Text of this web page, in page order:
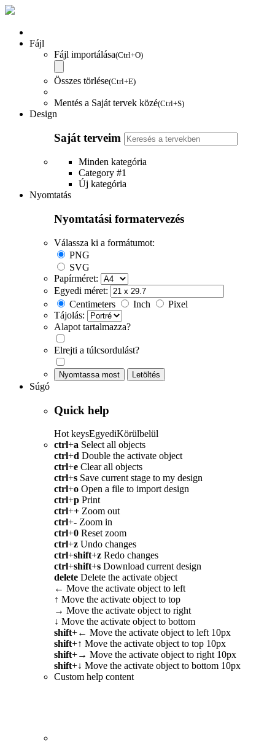
Fájl
Fájl importálása(Ctrl+O)
Összes törlése(Ctrl+E)
Mentés a Saját tervek közé(Ctrl+S)
Design
Saját terveim
Minden kategória
Category #1
Új kategória
Nyomtatás
Nyomtatási formatervezés
Válassza ki a formátumot:
PNG
SVG
Papírméret:
Egyedi méret:
Centimeters
Inch
Pixel
Tájolás:
Alapot tartalmazza?
Elrejti a túlcsordulást?
Nyomtassa most Letöltés
Súgó
Quick help
Hot keysEgyediKörülbelül
ctrl+a Select all objects
ctrl+d Double the activate object
ctrl+e Clear all objects
ctrl+s Save current stage to my design
ctrl+o Open a file to import design
ctrl+p Print
ctrl++ Zoom out
ctrl+- Zoom in
ctrl+0 Reset zoom
ctrl+z Undo changes
ctrl+shift+z Redo changes
ctrl+shift+s Download current design
delete Delete the activate object
← Move the activate object to left
↑ Move the activate object to top
→ Move the activate object to right
↓ Move the activate object to bottom
shift+← Move the activate object to left 10px
shift+↑ Move the activate object to top 10px
shift+→ Move the activate object to right 10px
shift+↓ Move the activate object to bottom 10px
Custom help content